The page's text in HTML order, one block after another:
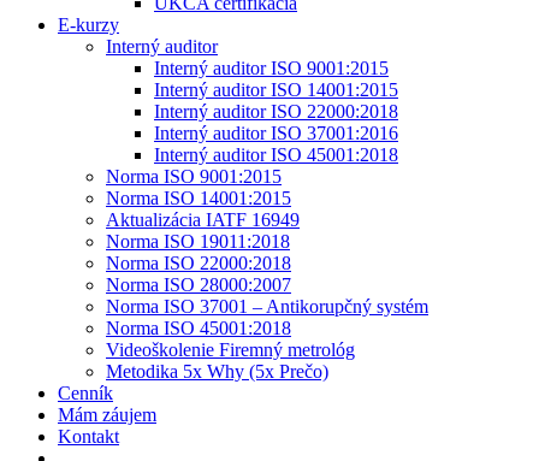
E-kurzy
Interný auditor
Interný auditor ISO 9001:2015
Interný auditor ISO 14001:2015
Interný auditor ISO 22000:2018
Interný auditor ISO 37001:2016
Interný auditor ISO 45001:2018
Norma ISO 9001:2015
Norma ISO 14001:2015
Aktualizácia IATF 16949
Norma ISO 19011:2018
Norma ISO 22000:2018
Norma ISO 28000:2007
Norma ISO 37001 – Antikorupčný systém
Norma ISO 45001:2018
Videoškolenie Firemný metrológ
Metodika 5x Why (5x Prečo)
Cenník
Mám záujem
Kontakt